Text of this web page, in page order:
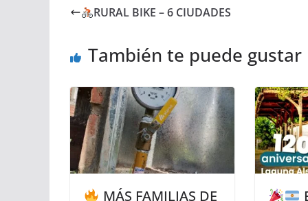
RURAL BIKE – 6 CIUDADES
También te puede gustar
MÁS FAMILIAS DE